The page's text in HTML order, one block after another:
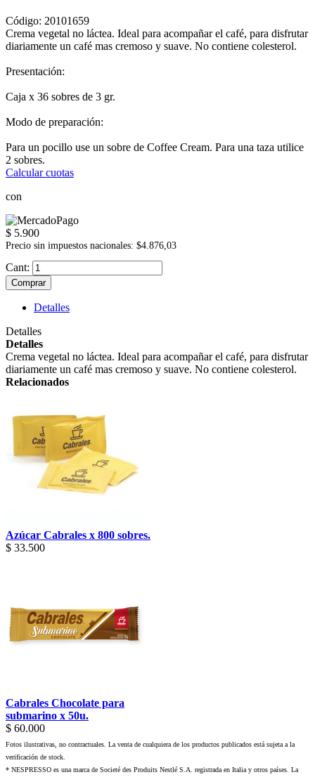
Código: 20101659
Crema vegetal no láctea. Ideal para acompañar el café, para disfrutar
diariamente un café mas cremoso y suave. No contiene colesterol.
Presentación:
Caja x 36 sobres de 3 gr.
Modo de preparación:
Para un pocillo use un sobre de Coffee Cream. Para una taza utilice
2 sobres.
Calcular cuotas
con
$ 5.900
Precio sin impuestos nacionales: $4.876,03
Cant:
Comprar
Detalles
Detalles
Detalles
Crema vegetal no láctea. Ideal para acompañar el café, para disfrutar
diariamente un café mas cremoso y suave. No contiene colesterol.
Relacionados
Azúcar Cabrales x 800 sobres.
$ 33.500
Cabrales Chocolate para
submarino x 50u.
$ 60.000
Fotos ilustrativas, no contractuales. La venta de cualquiera de los productos publicados está sujeta a la
verificación de stock.
* NESPRESSO es una marca de Societé des Produits Nestlé S.A. registrada en Italia y otros países. La